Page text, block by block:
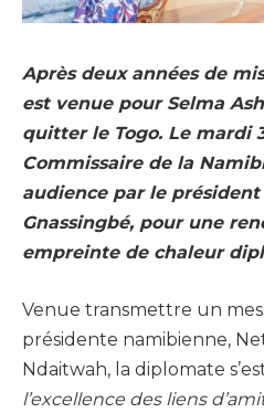
Après deux années de
est venue pour Selma
quitter le Togo. Le mardi
Commissaire de la
audience par le président
Gnassingbé, pour une
empreinte de chaleur
Venue transmettre un
présidente namibienne,
Ndaitwah, la diplomate
l’excellence des liens